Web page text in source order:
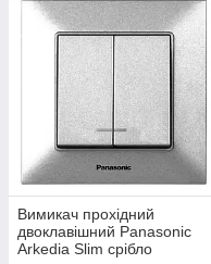
Вимикач прохідний
двоклавішний Panasonic
Arkedia Slim срібло